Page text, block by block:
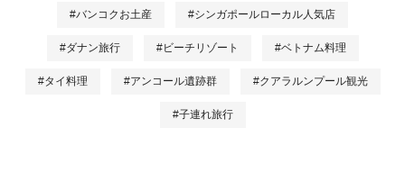
#バンコクお土産 #シンガポールローカル人気店
#ダナン旅行 #ビーチリゾート #ベトナム料理
#タイ料理 #アンコール遺跡群 #クアラルンプール観光
#子連れ旅行